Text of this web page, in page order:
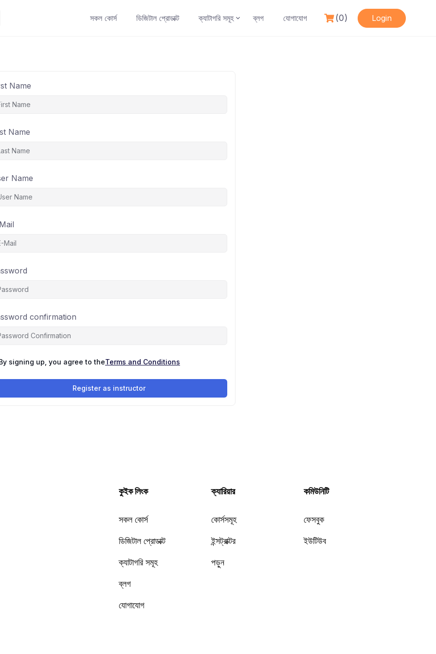
সকল কোর্স ডিজিটাল প্রোডাক্ট ক্যাটাগরি সমূহ ব্লগ যোগাযোগ (0) Login
Name
Name
Name
confirmation
signing up, you agree to theTerms and Conditions
Register as instructor
কুইক লিংক
সকল কোর্স
ডিজিটাল প্রোডাক্ট
ক্যাটাগরি সমূহ
ব্লগ
যোগাযোগ
ক্যারিয়ার
কোর্সসমূহ
ইন্সট্রাক্টর
পড়ুন
কমিউনিটি
ফেসবুক
ইউটিউব